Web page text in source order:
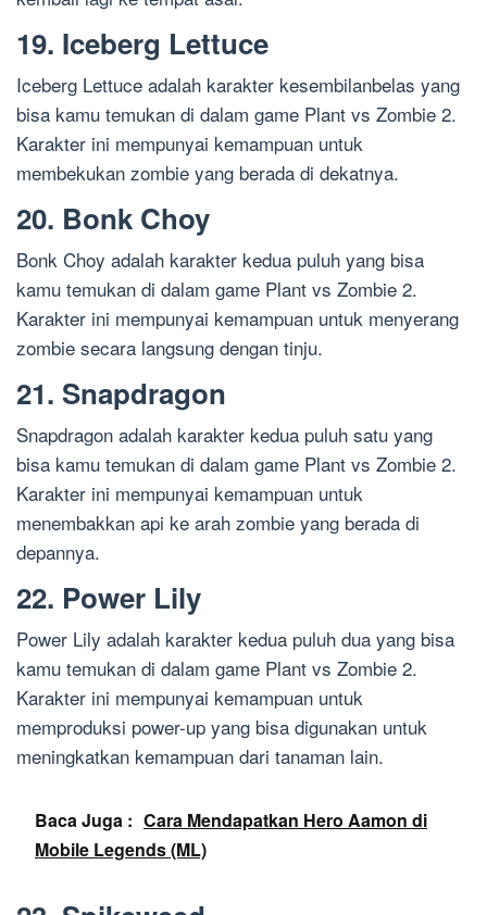
19. Iceberg Lettuce
Iceberg Lettuce adalah karakter kesembilanbelas yang
bisa kamu temukan di dalam game Plant vs Zombie 2.
Karakter ini mempunyai kemampuan untuk
membekukan zombie yang berada di dekatnya.
20. Bonk Choy
Bonk Choy adalah karakter kedua puluh yang bisa
kamu temukan di dalam game Plant vs Zombie 2.
Karakter ini mempunyai kemampuan untuk menyerang
zombie secara langsung dengan tinju.
21. Snapdragon
Snapdragon adalah karakter kedua puluh satu yang
bisa kamu temukan di dalam game Plant vs Zombie 2.
Karakter ini mempunyai kemampuan untuk
menembakkan api ke arah zombie yang berada di
depannya.
22. Power Lily
Power Lily adalah karakter kedua puluh dua yang bisa
kamu temukan di dalam game Plant vs Zombie 2.
Karakter ini mempunyai kemampuan untuk
memproduksi power-up yang bisa digunakan untuk
meningkatkan kemampuan dari tanaman lain.
Baca Juga : Cara Mendapatkan Hero Aamon di
Mobile Legends (ML)